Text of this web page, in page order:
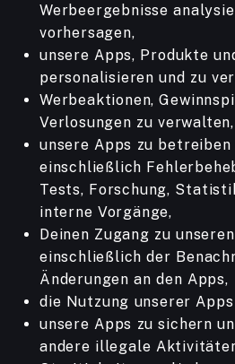
Werbeergebnisse
vorhersagen,
unsere Apps, Produkte
personalisieren und zu
Werbeaktionen,
Verlosungen zu verwalten,
unsere Apps zu betreiben
einschließlich
Tests, Forschung,
interne Vorgänge,
Deinen Zugang zu
einschließlich der
Änderungen an den Apps,
die Nutzung unserer
unsere Apps zu sichern
andere illegale